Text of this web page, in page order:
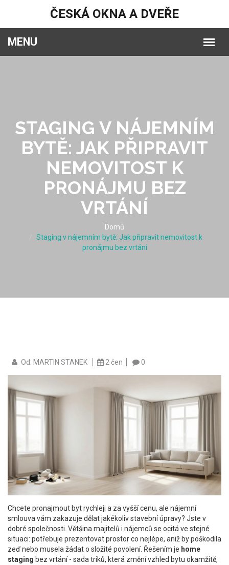
ČESKÁ OKNA A DVEŘE
STAGING V NÁJEMNÍM
BYTĚ: JAK PŘIPRAVIT
NEMOVITOST K
PRONÁJMU BEZ
VRTÁNÍ
Domů
Staging v nájemním bytě: Jak připravit nemovitost k
pronájmu bez vrtání
Od: MARTIN STANEK 2 čen 0
Chcete pronajmout byt rychleji a za vyšší cenu, ale nájemní
smlouva vám zakazuje dělat jakékoliv stavební úpravy? Jste v
dobré společnosti. Většina majitelů i nájemců se ocitá ve stejné
situaci: potřebuje prezentovat prostor co nejlépe, aniž by poškodila
zeď nebo musela žádat o složité povolení. Řešením je home
staging bez vrtání - sada triků, která změní vzhled bytu okamžitě,